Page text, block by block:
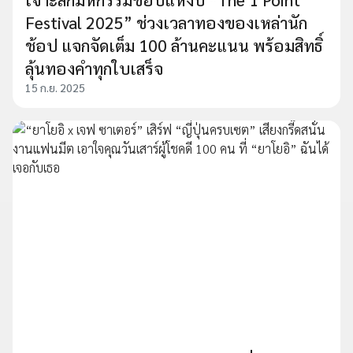
Festival 2025” ช่วงเวลาทองของเหล่านัก
ช้อป แจกจัดเต็ม 100 ล้านคะแนน พร้อมสิทธิ์
ลุ้นทองคำทุกใบเสร็จ
15 ก.ย. 2025